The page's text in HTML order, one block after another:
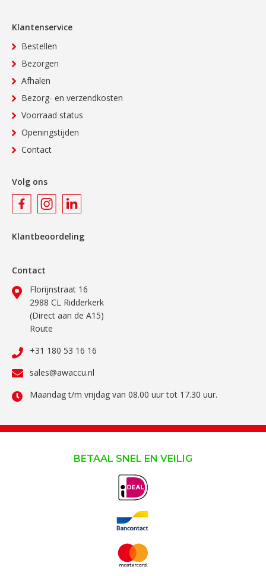
Klantenservice
Bestellen
Bezorgen
Afhalen
Bezorg- en verzendkosten
Voorraad status
Openingstijden
Contact
Volg ons
Klantbeoordeling
Contact
Florijnstraat 16
2988 CL Ridderkerk
(Direct aan de A15)
Route
+31 180 53 16 16
sales@awaccu.nl
Maandag t/m vrijdag van 08.00 uur tot 17.30 uur.
BETAAL SNEL EN VEILIG